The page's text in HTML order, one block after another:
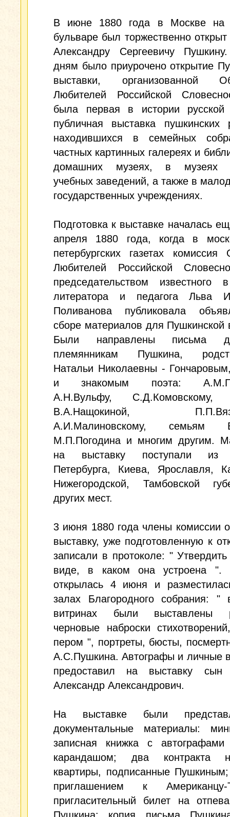
В июне 1880 года в Москве на
бульваре был торжественно открыт
Александру Сергеевичу
дням было приурочено открытие
выставки, организованной
Любителей Российской
была первая в истории русской
публичная выставка пушкинских
находившихся в семейных
частных картинных галереях и
домашних музеях, в музеях
учебных заведений, а также в
государственных учреждениях.
Подготовка к выставке началась
апреля 1880 года, когда в
петербургских газетах комиссия
Любителей Российской
председательством известного
литератора и педагога Льва
Поливанова публиковала
сборе материалов для Пушкинской
Были направлены письма
племянникам Пушкина,
Натальи Николаевны -
и знакомым поэта:
А.Н.Вульфу, С.Д.Комовскому,
В.А.Нащокиной,
А.И.Малиновскому, семьям
М.П.Погодина и многим другим.
на выставку поступали из
Петербурга, Киева, Ярославля,
Нижегородской, Тамбовской
других мест.
3 июня 1880 года члены комиссии
выставку, уже подготовленную к
записали в протоколе: "
виде, в каком она устроена ".
открылась 4 июня и
залах Благородного собрания: "
витринах были выставлены
черновые наброски
пером ", портреты, бюсты,
А.С.Пушкина. Автографы и личные
предоставил на выставку
Александр Александрович.
На выставке были
документальные материалы:
записная книжка с
карандашом; два контракта
квартиры, подписанные
приглашением к Американцу-
пригласительный билет на